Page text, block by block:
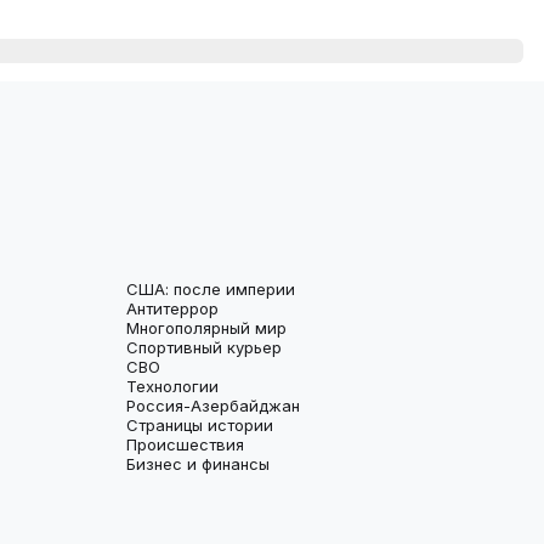
США: после империи
Антитеррор
Многополярный мир
Спортивный курьер
СВО
Технологии
Россия-Азербайджан
Страницы истории
Происшествия
Бизнес и финансы